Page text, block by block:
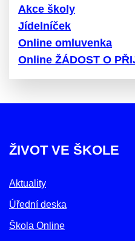
Akce školy
Jídelníček
Online omluvenka
Online ŽÁDOST O
ŽIVOT VE ŠKOLE
Aktuality
Úřední deska
Škola Online